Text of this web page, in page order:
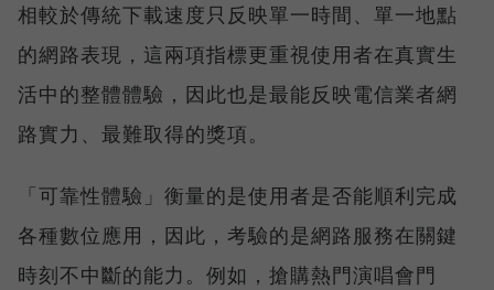
相較於傳統下載速度只反映單一時間、單一地點
的網路表現，這兩項指標更重視使用者在真實生
活中的整體體驗，因此也是最能反映電信業者網
路實力、最難取得的獎項。
「可靠性體驗」衡量的是使用者是否能順利完成
各種數位應用，因此，考驗的是網路服務在關鍵
時刻不中斷的能力。例如，搶購熱門演唱會門